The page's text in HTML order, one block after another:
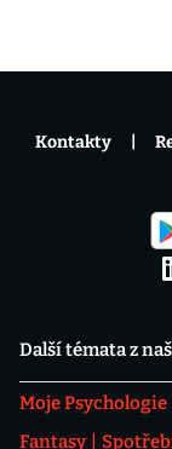
Další témata z
Moje Psychologie
Fantasy
Kontakty